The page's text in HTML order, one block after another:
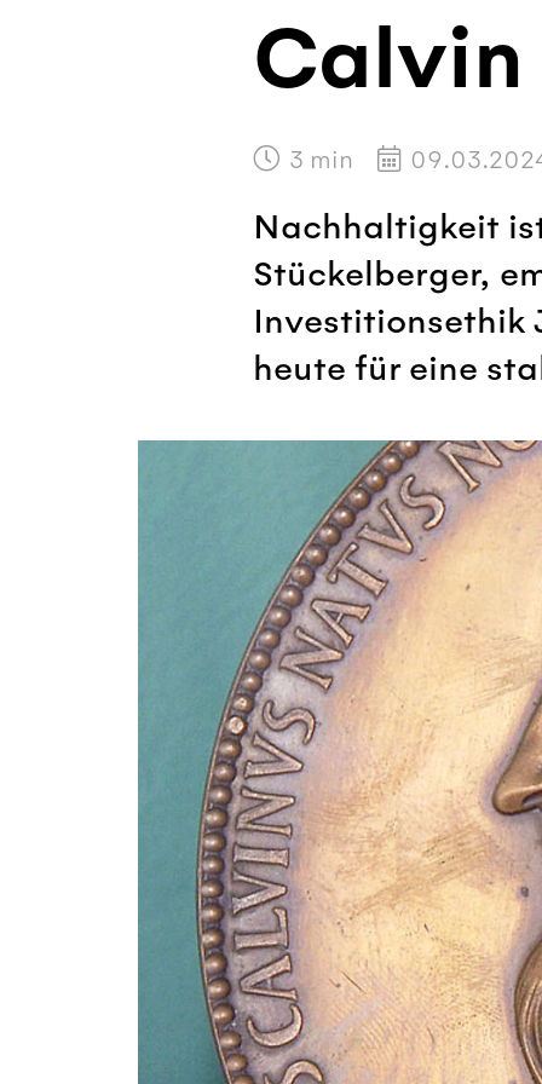
Calvin
3 min
Nachhaltigkeit
Stückelberger,
Investitionsethik
heute für eine